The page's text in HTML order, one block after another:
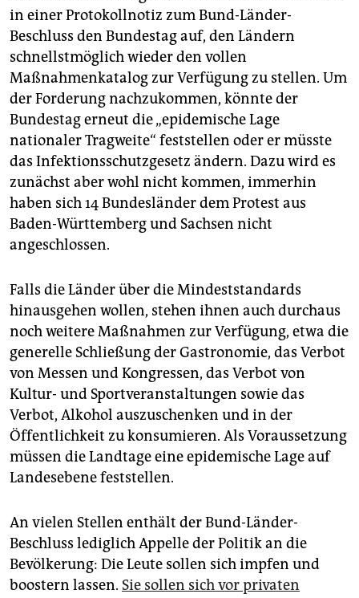
in einer Protokollnotiz zum Bund-Länder-
Beschluss den Bundestag auf, den Ländern
schnellstmöglich wieder den vollen
Maßnahmenkatalog zur Verfügung zu stellen. Um
der Forderung nachzukommen, könnte der
Bundestag erneut die „epidemische Lage
nationaler Tragweite“ feststellen oder er müsste
das Infektionsschutzgesetz ändern. Dazu wird es
zunächst aber wohl nicht kommen, immerhin
haben sich 14 Bundesländer dem Protest aus
Baden-Württemberg und Sachsen nicht
angeschlossen.
Falls die Länder über die Mindeststandards
hinausgehen wollen, stehen ihnen auch durchaus
noch weitere Maßnahmen zur Verfügung, etwa die
generelle Schließung der Gastronomie, das Verbot
von Messen und Kongressen, das Verbot von
Kultur- und Sportveranstaltungen sowie das
Verbot, Alkohol auszuschenken und in der
Öffentlichkeit zu konsumieren. Als Voraussetzung
müssen die Landtage eine epidemische Lage auf
Landesebene feststellen.
An vielen Stellen enthält der Bund-Länder-
Beschluss lediglich Appelle der Politik an die
Bevölkerung: Die Leute sollen sich impfen und
boostern lassen. Sie sollen sich vor privaten